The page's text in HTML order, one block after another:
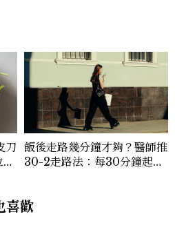
刀
飯後走路幾分鐘才夠？醫師推
30-2走路法：每30分鐘起身
喜歡